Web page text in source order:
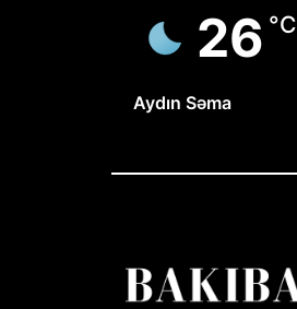
26 °C
Aydın Səma